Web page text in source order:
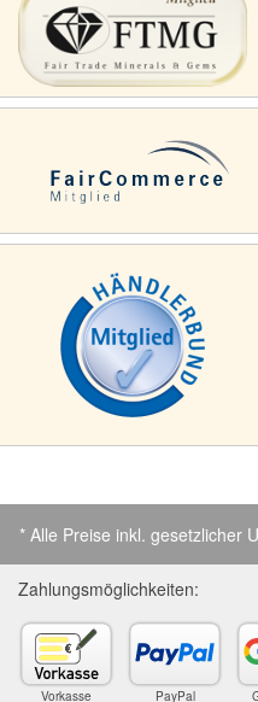
* Alle Preise inkl. gesetzlicher
Zahlungsmöglichkeiten:
Vorkasse PayPal